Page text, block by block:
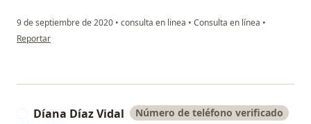
9 de septiembre de 2020 • consulta en linea • Consulta en línea •
en opinión del usuario Leida Puche
Reportar
Díana Díaz Vidal Número de teléfono verificado